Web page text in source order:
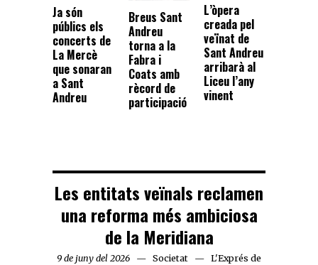
Ja són
públics els
concerts de
La Mercè
que sonaran
a Sant
Andreu
Breus Sant
Andreu
torna a la
Fabra i
Coats amb
rècord de
participació
L’òpera
creada pel
veïnat de
Sant Andreu
arribarà al
Liceu l’any
vinent
Les entitats veïnals reclamen
una reforma més ambiciosa
de la Meridiana
9 de juny del 2026 Societat
L'Exprés de